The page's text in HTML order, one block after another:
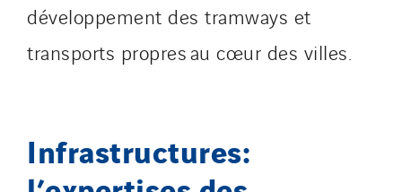
développement des tramways et
transports propres au cœur des villes.
Infrastructures: